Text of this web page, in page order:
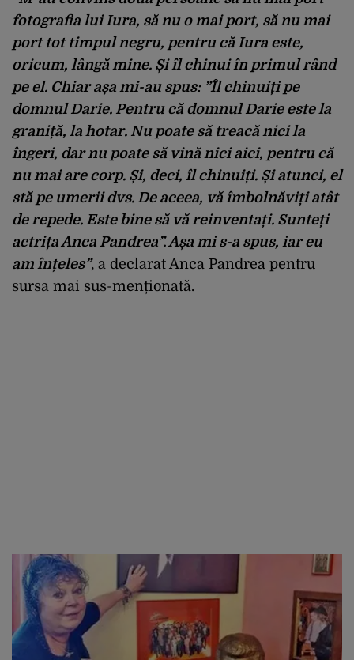
fotografia lui Iura, să nu o mai port, să nu mai
port tot timpul negru, pentru că Iura este,
oricum, lângă mine. Și îl chinui în primul rând
pe el. Chiar așa mi-au spus: ”Îl chinuiți pe
domnul Darie. Pentru că domnul Darie este la
graniță, la hotar. Nu poate să treacă nici la
îngeri, dar nu poate să vină nici aici, pentru că
nu mai are corp. Și, deci, îl chinuiți. Și atunci, el
stă pe umerii dvs. De aceea, vă îmbolnăviți atât
de repede. Este bine să vă reinventați. Sunteți
actrița Anca Pandrea”. Așa mi s-a spus, iar eu
am înțeles”, a declarat Anca Pandrea pentru
sursa mai sus-menționată.